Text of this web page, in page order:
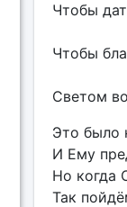
Чтобы
Чтобы
A
Светом
Это было
И Ему
Но когда
Так